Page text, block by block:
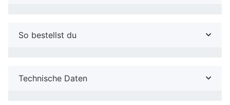
So bestellst du
Technische Daten